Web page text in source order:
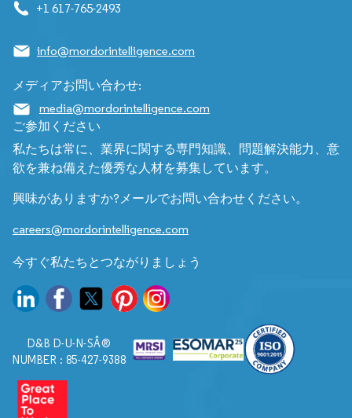
+1 617-765-2493
info@mordorintelligence.com
メディアお問い合わせ:
media@mordorintelligence.com
ご参加ください
私たちは常に、業界に関する専門知識、問題解決能力、意
欲を兼ね備えた優秀な人材を募集しています。
興味がありますか?メールでお問い合わせください。
careers@mordorintelligence.com
今すぐ私たちとつながりましょう
D&B D-U-N-SÂ®
NUMBER : 85-427-9388